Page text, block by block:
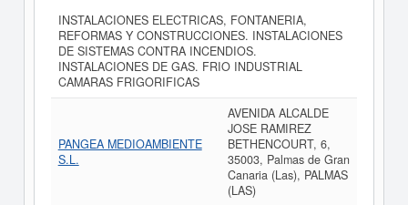
INSTALACIONES ELECTRICAS, FONTANERIA,
REFORMAS Y CONSTRUCCIONES. INSTALACIONES
DE SISTEMAS CONTRA INCENDIOS.
INSTALACIONES DE GAS. FRIO INDUSTRIAL
CAMARAS FRIGORIFICAS
PANGEA MEDIOAMBIENTE
S.L.
AVENIDA ALCALDE
JOSE RAMIREZ
BETHENCOURT, 6,
35003, Palmas de Gran
Canaria (Las), PALMAS
(LAS)